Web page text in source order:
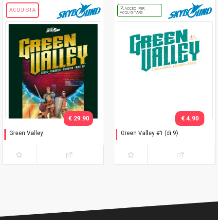
ACQUISTA
Green Valley
€ 29.90
ACCEDI PER
ACQUISTARE
Green Valley #1 (di 9)
€ 4.90